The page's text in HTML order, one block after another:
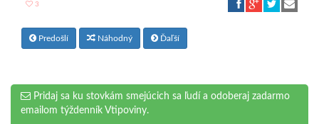
3
Predošlí Náhodný Ďaľší
Pridaj sa ku stovkám smejúcich sa ľudí a odoberaj zadarmo
emailom týždenník Vtipoviny.